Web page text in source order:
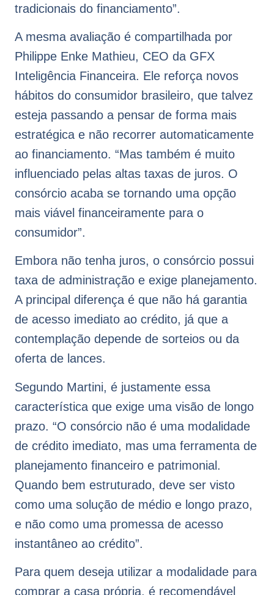
tradicionais do financiamento”.
A mesma avaliação é compartilhada por
Philippe Enke Mathieu, CEO da GFX
Inteligência Financeira. Ele reforça novos
hábitos do consumidor brasileiro, que talvez
esteja passando a pensar de forma mais
estratégica e não recorrer automaticamente
ao financiamento. “Mas também é muito
influenciado pelas altas taxas de juros. O
consórcio acaba se tornando uma opção
mais viável financeiramente para o
consumidor”.
Embora não tenha juros, o consórcio possui
taxa de administração e exige planejamento.
A principal diferença é que não há garantia
de acesso imediato ao crédito, já que a
contemplação depende de sorteios ou da
oferta de lances.
Segundo Martini, é justamente essa
característica que exige uma visão de longo
prazo. “O consórcio não é uma modalidade
de crédito imediato, mas uma ferramenta de
planejamento financeiro e patrimonial.
Quando bem estruturado, deve ser visto
como uma solução de médio e longo prazo,
e não como uma promessa de acesso
instantâneo ao crédito”.
Para quem deseja utilizar a modalidade para
comprar a casa própria, é recomendável